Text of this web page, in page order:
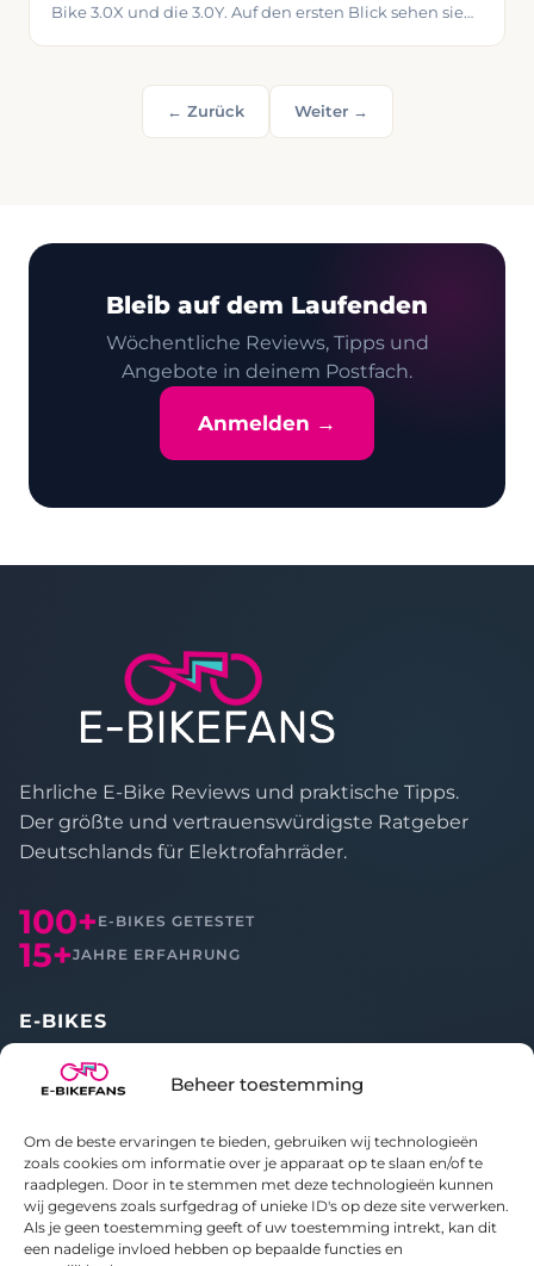
Beheer toestemming
Om de beste ervaringen te bieden, gebruiken wij technologieën
zoals cookies om informatie over je apparaat op te slaan en/of te
raadplegen. Door in te stemmen met deze technologieën kunnen
wij gegevens zoals surfgedrag of unieke ID's op deze site verwerken.
Als je geen toestemming geeft of uw toestemming intrekt, kan dit
een nadelige invloed hebben op bepaalde functies en
Bike 3.0X und die 3.0Y. Auf den ersten Blick sehen sie
für wen welches am besten geeignet ist. Außerdem
schaue ich mir auch die Classic-Variante an. Über die
← Zurück Weiter →
Bleib auf dem Laufenden
Wöchentliche Reviews, Tipps und
Angebote in deinem Postfach.
Anmelden →
Ehrliche E-Bike Reviews und praktische Tipps.
Der größte und vertrauenswürdigste Ratgeber
Deutschlands für Elektrofahrräder.
100+ E-BIKES GETESTET
15+JAHRE ERFAHRUNG
E-BIKES
Alle Reviews
Vergleichen
ÜBER UNS
Über E-bikefans
Kontakt